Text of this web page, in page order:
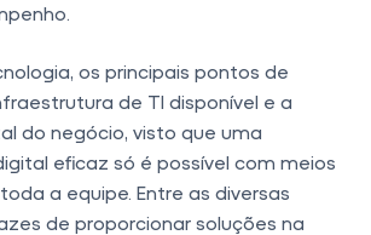
os principais pontos de
de TI disponível e a
do negócio, visto que uma
eficaz só é possível com meios
a equipe. Entre as diversas
de proporcionar soluções na